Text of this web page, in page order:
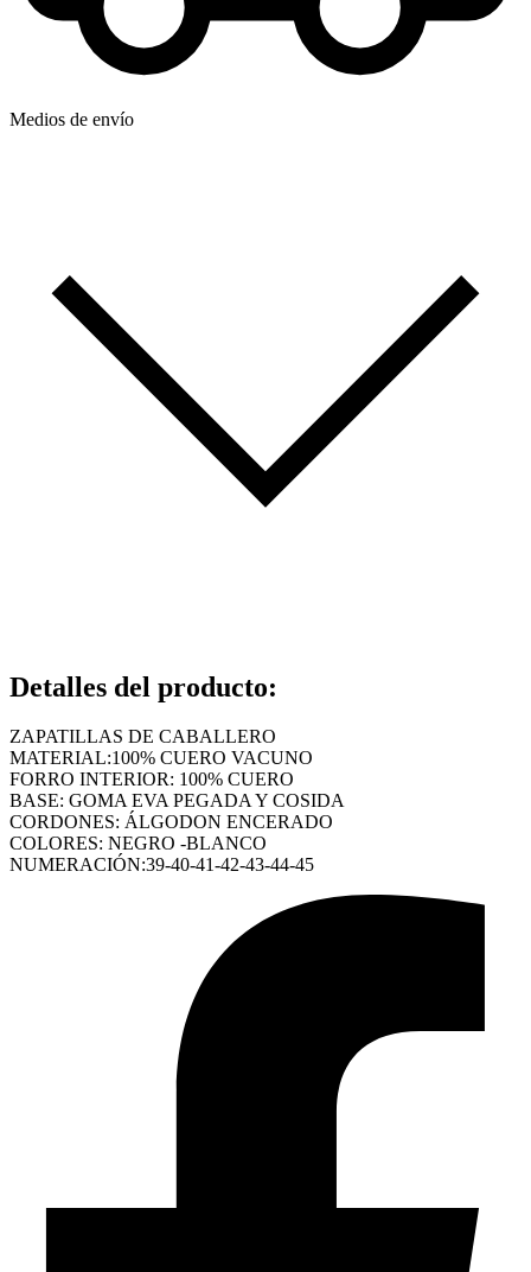
Medios de envío
Detalles del producto:
ZAPATILLAS DE CABALLERO
MATERIAL:100% CUERO VACUNO
FORRO INTERIOR: 100% CUERO
BASE: GOMA EVA PEGADA Y COSIDA
CORDONES: ÁLGODON ENCERADO
COLORES: NEGRO -BLANCO
NUMERACIÓN:39-40-41-42-43-44-45